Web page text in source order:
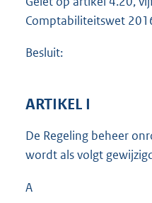
Comptabiliteitswet
Besluit:
ARTIKEL I
De Regeling beheer
wordt als volgt
A